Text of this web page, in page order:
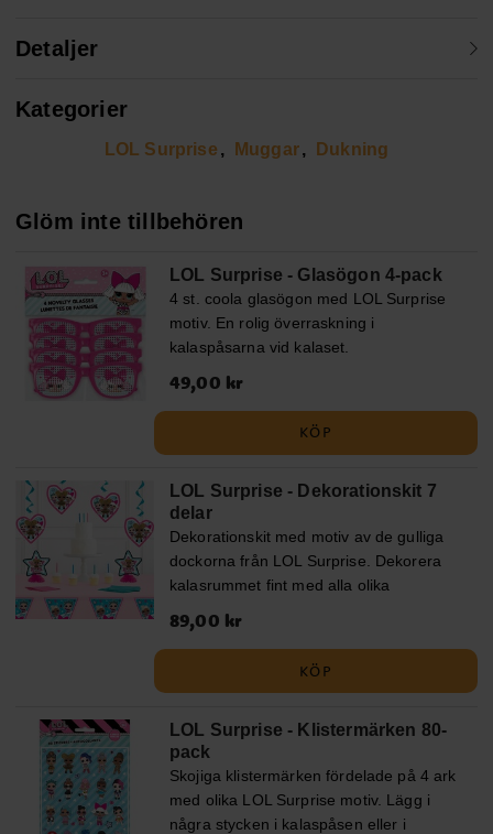
Detaljer
Kategorier
LOL Surprise Muggar Dukning
Glöm inte tillbehören
LOL Surprise - Glasögon 4-pack
4 st. coola glasögon med LOL Surprise
motiv. En rolig överraskning i
kalaspåsarna vid kalaset.
Pris:49,00 kr
49,00 kr
KÖP
LOL Surprise - Dekorationskit 7
delar
Dekorationskit med motiv av de gulliga
dockorna från LOL Surprise. Dekorera
kalasrummet fint med alla olika
medföljande dekorationer.
Förpackningen innehåller 2 st.
cm höga), 4 st. hängande dekorationer
vacker flaggirlang (ca 243 cm lång).
Pris:89,00 kr
89,00 kr
KÖP
LOL Surprise - Klistermärken 80-
pack
Skojiga klistermärken fördelade på 4 ark
med olika LOL Surprise motiv. Lägg i
några stycken i kalaspåsen eller i